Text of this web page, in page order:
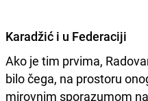
Karadžić i u Federaciji
Ako je tim prvima,
bilo čega, na prostoru
mirovnim sporazumom